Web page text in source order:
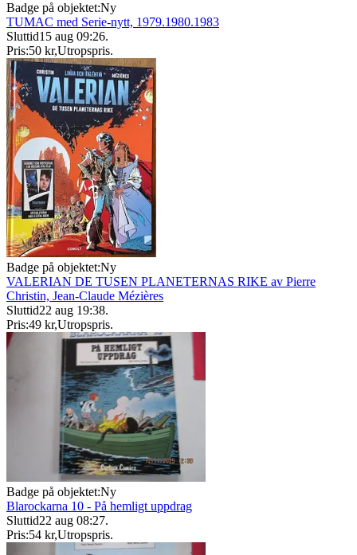
Badge på objektet:Ny
TUMAC med Serie-nytt, 1979.1980.1983
Sluttid15 aug 09:26.
Pris:50 kr,Utropspris.
Badge på objektet:Ny
VALERIAN DE TUSEN PLANETERNAS RIKE av Pierre
Christin, Jean-Claude Mézières
Sluttid22 aug 19:38.
Pris:49 kr,Utropspris.
Badge på objektet:Ny
Blarockarna 10 - På hemligt uppdrag
Sluttid22 aug 08:27.
Pris:54 kr,Utropspris.